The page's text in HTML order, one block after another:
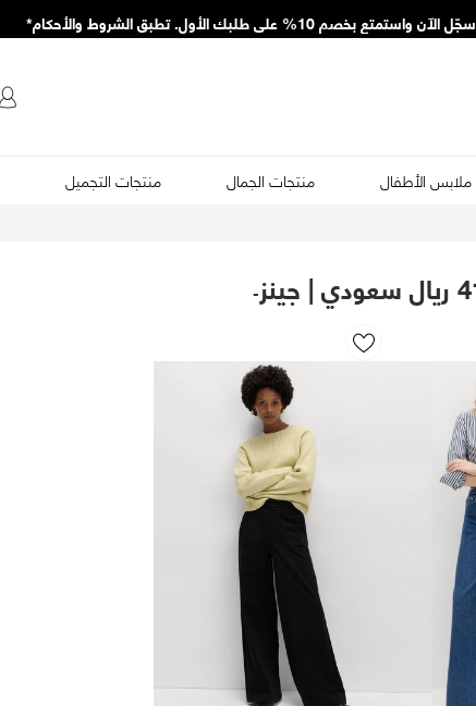
سجّل الآن واستمتع بخصم 10% على طلبك الأول. تطبق الشروط والأحكام*
ملابس الأطفال منتجات الجمال منتجات التجميل
-